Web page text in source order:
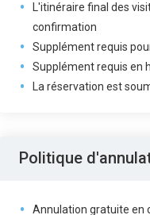
L'itinéraire final des
confirmation
Supplément requis
Supplément requis en
La réservation est
Politique
Annulation gratuite en